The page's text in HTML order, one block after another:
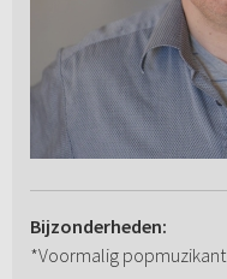
Bijzonderheden:
*Voormalig popmuzikant